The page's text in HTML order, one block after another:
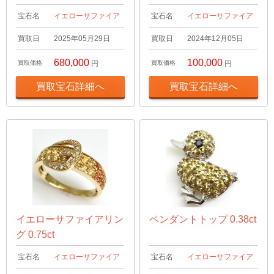
宝石名 イエローサファイア
買取日 2025年05月29日
買取価格 680,000 円
買取宝石詳細へ
宝石名 イエローサファイア
買取日 2024年12月05日
買取価格 100,000 円
買取宝石詳細へ
イエローサファイアリン
グ 0.75ct
宝石名 イエローサファイア
ペンダントトップ 0.38ct
宝石名 イエローサファイア